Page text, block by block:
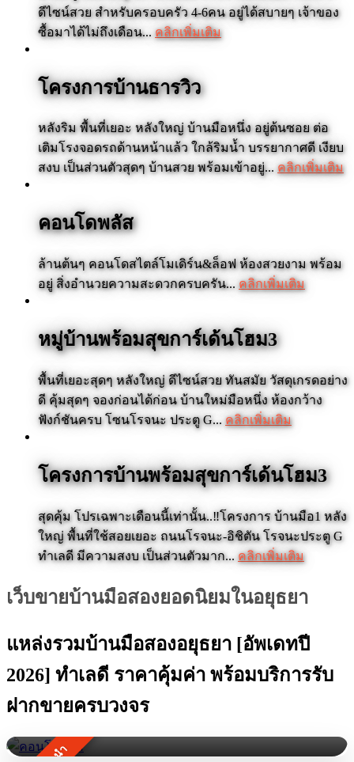
ดีไซน์สวย สำหรับครอบครัว 4-6คน อยู่ได้สบายๆ เจ้าของ
ซื้อมาได้ไม่ถึงเดือน...คลิกเพิ่มเติม
โครงการบ้านธารวิว
หลังริม พื้นที่เยอะ หลังใหญ่ บ้านมือหนึ่ง อยู่ต้นซอย ต่อ
เติมโรงจอดรถด้านหน้าแล้ว ใกล้ริมน้ำ บรรยากาศดี เงียบ
สงบ เป็นส่วนตัวสุดๆ บ้านสวย พร้อมเข้าอยู่...คลิกเพิ่มเติม
คอนโดพลัส
ล้านต้นๆ คอนโดสไตล์โมเดิร์น&ล็อฟ ห้องสวยงาม พร้อม
อยู่ สิ่งอำนวยความสะดวกครบครัน...คลิกเพิ่มเติม
หมู่บ้านพร้อมสุขการ์เด้นโฮม3
พื้นที่เยอะสุดๆ หลังใหญ่ ดีไซน์สวย ทันสมัย วัสดุเกรดอย่าง
ดี คุ้มสุดๆ จองก่อนได้ก่อน บ้านใหม่มือหนึ่ง ห้องกว้าง
ฟังก์ชันครบ โซนโรจนะ ประตู G... คลิกเพิ่มเติม
โครงการบ้านพร้อมสุขการ์เด้นโฮม3
สุดคุ้ม โปรเฉพาะเดือนนี้เท่านั้น..‼️โครงการ บ้านมือ1 หลัง
ใหญ่ พื้นที่ใช้สอยเยอะ ถนนโรจนะ-อิชิตัน โรจนะประตู G
ทำเลดี มีความสงบ เป็นส่วนตัวมาก... คลิกเพิ่มเติม
เว็บขายบ้านมือสองยอดนิยมในอยุธยา
แหล่งรวมบ้านมือสองอยุธยา [อัพเดทปี
2026] ทำเลดี ราคาคุ้มค่า พร้อมบริการรับ
ฝากขายครบวงจร